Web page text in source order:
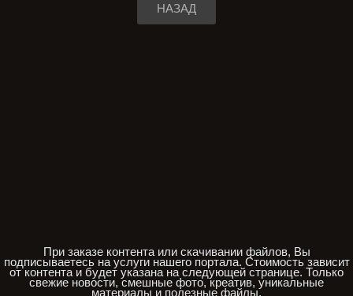
НАЗАД
При заказе контента или скачивании файлов, Вы
подписываетесь на услуги нашего портала. Стоимость зависит
от контента и будет указана на следующей странице. Только
свежие новости, смешные фото, креатив, уникальные
материалы и полезные файлы.